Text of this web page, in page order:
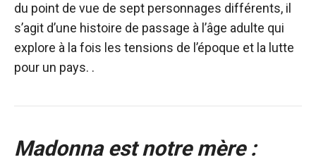
du point de vue de sept personnages différents, il
s’agit d’une histoire de passage à l’âge adulte qui
explore à la fois les tensions de l’époque et la lutte
pour un pays. .
Madonna est notre mère :